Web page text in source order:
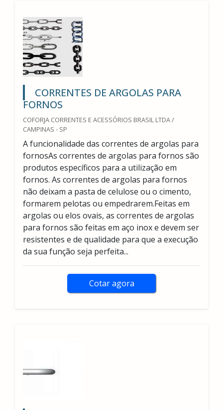
CORRENTES DE ARGOLAS PARA
FORNOS
COFORJA CORRENTES E ACESSÓRIOS BRASIL LTDA /
CAMPINAS - SP
A funcionalidade das correntes de argolas para
fornosAs correntes de argolas para fornos são
produtos específicos para a utilização em
fornos. As correntes de argolas para fornos
não deixam a pasta de celulose ou o cimento,
formarem pelotas ou empedrarem.Feitas em
argolas ou elos ovais, as correntes de argolas
para fornos são feitas em aço inox e devem ser
resistentes e de qualidade para que a execução
da sua função seja perfeita...
Cotar agora